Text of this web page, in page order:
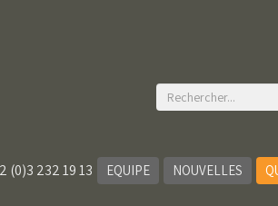
(0)3 232 19 13 EQUIPE NOUVELLES